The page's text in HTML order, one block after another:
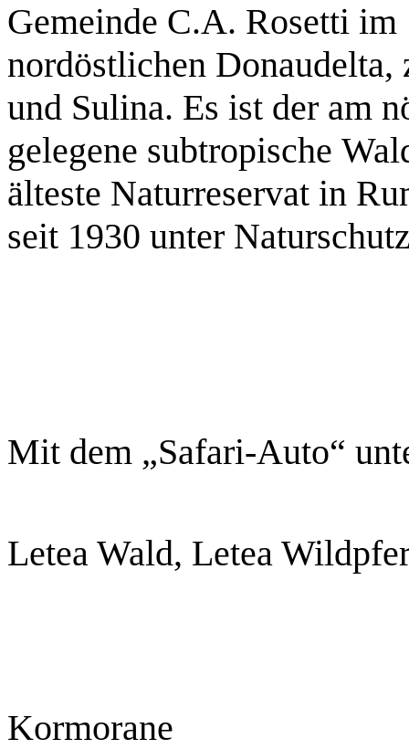
Gemeinde C.A. Rosetti im
nordöstlichen
und Sulina. Es ist der am
gelegene subtropische
älteste Naturreservat in
seit 1930 unter
Mit dem „Safari-Auto“
Letea Wald, Letea
Kormorane